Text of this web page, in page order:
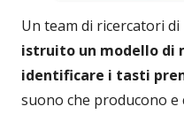
Un team di ricercatori
istruito un modello di
identificare i tasti
suono che producono e